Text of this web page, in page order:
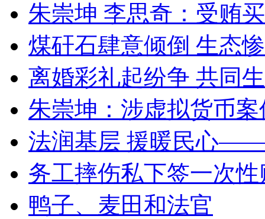
朱崇坤 李思奇：受贿
煤矸石肆意倾倒 生态
离婚彩礼起纷争 共同
朱崇坤：涉虚拟货币
法润基层 援暖民心
务工摔伤私下签一次
鸭子、麦田和法官